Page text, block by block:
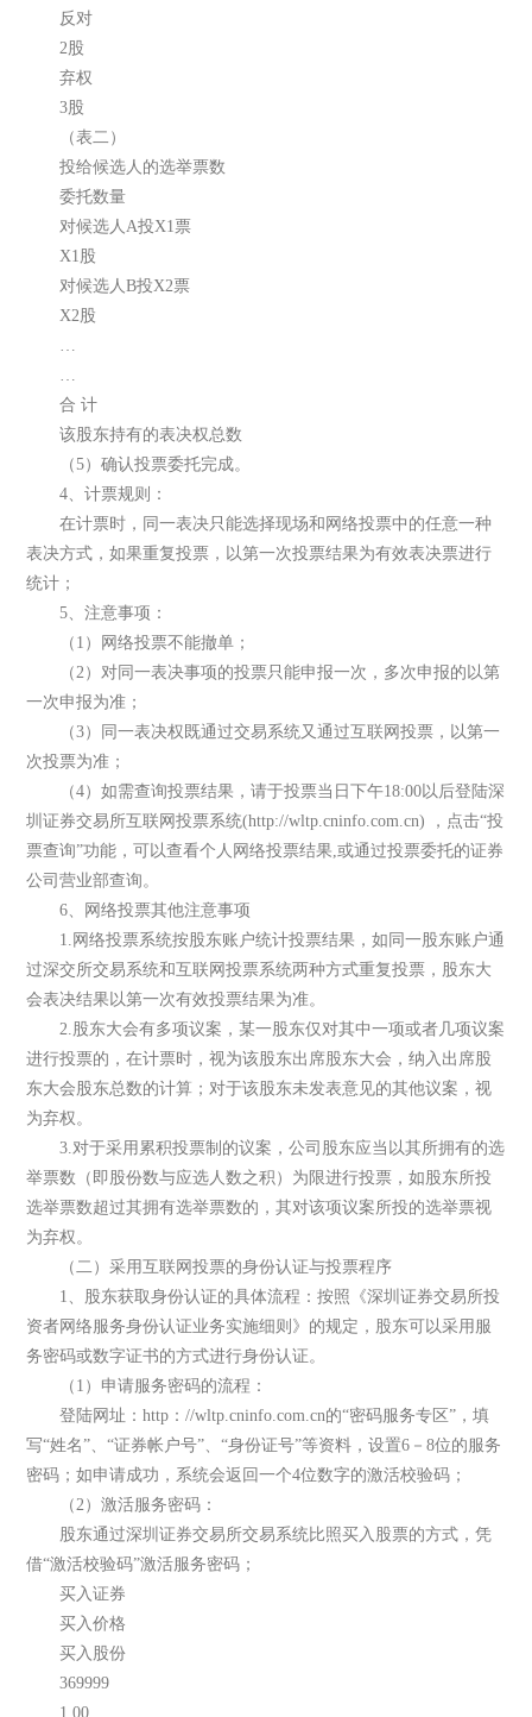
反对
2股
弃权
3股
（表二）
投给候选人的选举票数
委托数量
对候选人A投X1票
X1股
对候选人B投X2票
X2股
…
…
合 计
该股东持有的表决权总数
（5）确认投票委托完成。
4、计票规则：
在计票时，同一表决只能选择现场和网络投票中的任意一种
表决方式，如果重复投票，以第一次投票结果为有效表决票进行
统计；
5、注意事项：
（1）网络投票不能撤单；
（2）对同一表决事项的投票只能申报一次，多次申报的以第
一次申报为准；
（3）同一表决权既通过交易系统又通过互联网投票，以第一
次投票为准；
（4）如需查询投票结果，请于投票当日下午18:00以后登陆深
圳证券交易所互联网投票系统(http://wltp.cninfo.com.cn) ，点击“投
票查询”功能，可以查看个人网络投票结果,或通过投票委托的证券
公司营业部查询。
6、网络投票其他注意事项
1.网络投票系统按股东账户统计投票结果，如同一股东账户通
过深交所交易系统和互联网投票系统两种方式重复投票，股东大
会表决结果以第一次有效投票结果为准。
2.股东大会有多项议案，某一股东仅对其中一项或者几项议案
进行投票的，在计票时，视为该股东出席股东大会，纳入出席股
东大会股东总数的计算；对于该股东未发表意见的其他议案，视
为弃权。
3.对于采用累积投票制的议案，公司股东应当以其所拥有的选
举票数（即股份数与应选人数之积）为限进行投票，如股东所投
选举票数超过其拥有选举票数的，其对该项议案所投的选举票视
为弃权。
（二）采用互联网投票的身份认证与投票程序
1、股东获取身份认证的具体流程：按照《深圳证券交易所投
资者网络服务身份认证业务实施细则》的规定，股东可以采用服
务密码或数字证书的方式进行身份认证。
（1）申请服务密码的流程：
登陆网址：http：//wltp.cninfo.com.cn的“密码服务专区”，填
写“姓名”、“证券帐户号”、“身份证号”等资料，设置6－8位的服务
密码；如申请成功，系统会返回一个4位数字的激活校验码；
（2）激活服务密码：
股东通过深圳证券交易所交易系统比照买入股票的方式，凭
借“激活校验码”激活服务密码；
买入证券
买入价格
买入股份
369999
1.00